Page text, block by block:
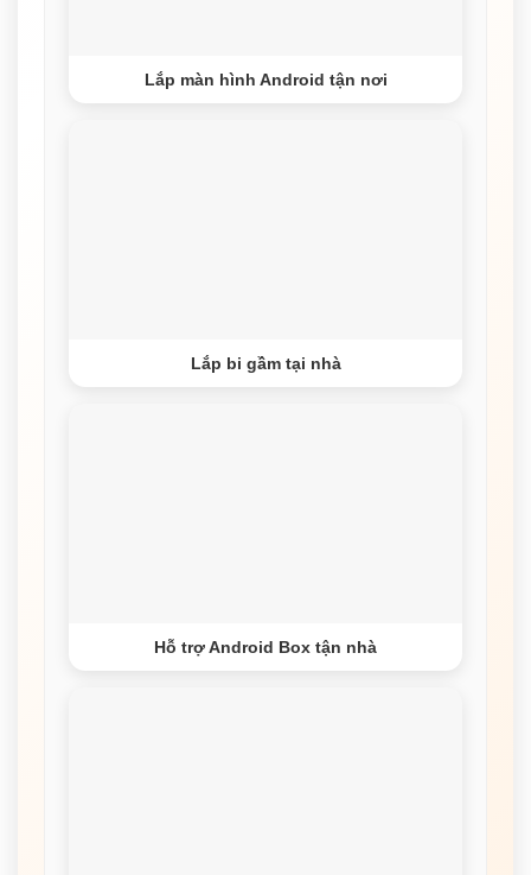
Lắp màn hình Android tận nơi
Lắp bi gầm tại nhà
Hỗ trợ Android Box tận nhà